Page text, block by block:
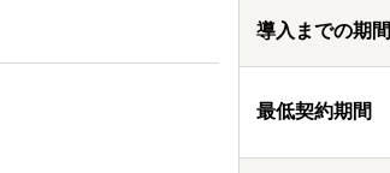
導入までの期間
最低契約期間